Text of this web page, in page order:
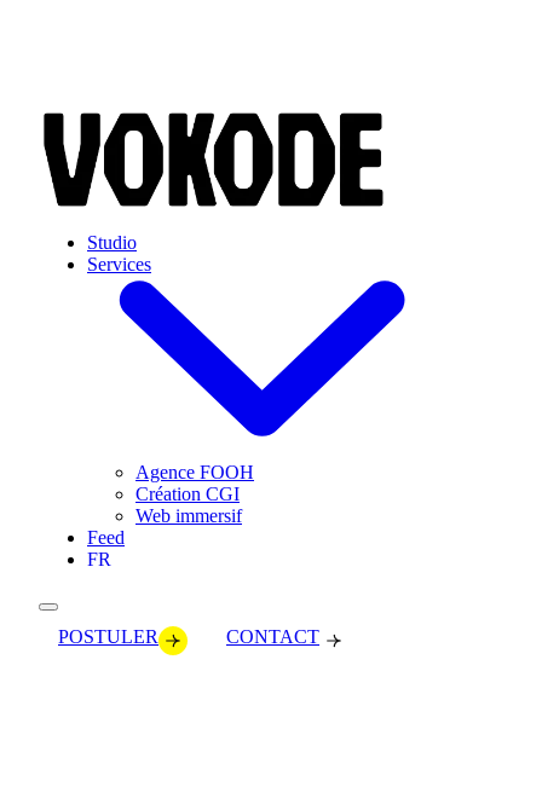
Studio
Services
Agence FOOH
Création CGI
Web immersif
Feed
FR
POSTULER CONTACT